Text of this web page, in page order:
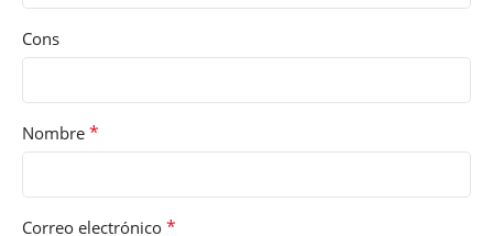
Cons
Nombre *
Correo electrónico *